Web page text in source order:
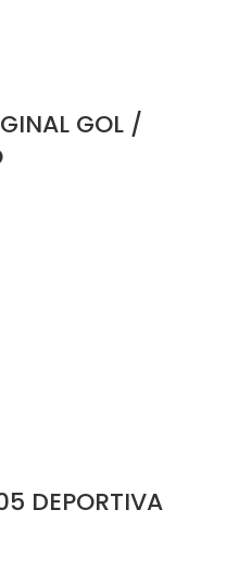
GOL /
DEPORTIVA